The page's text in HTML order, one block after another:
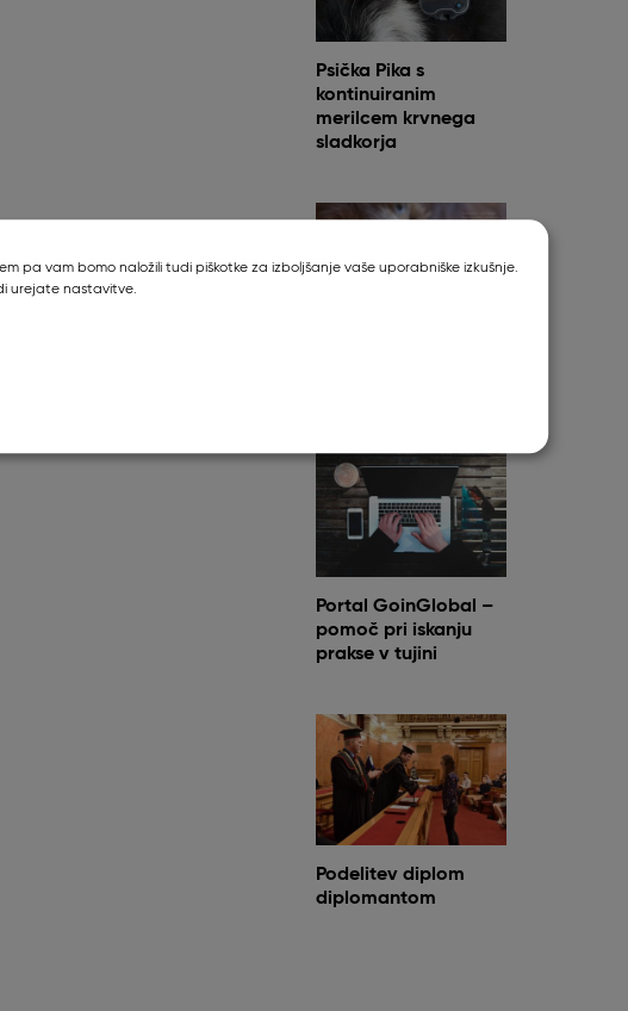
Psička Pika s
kontinuiranim
merilcem krvnega
sladkorja
Portal GoinGlobal –
pomoč pri iskanju
prakse v tujini
Podelitev diplom
diplomantom
pa vam bomo naložili tudi piškotke za izboljšanje vaše uporabniške izkušnje.
urejate nastavitve.